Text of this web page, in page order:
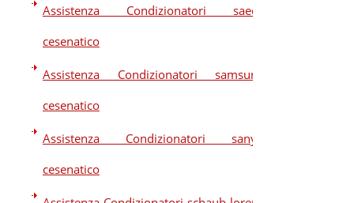
Assistenza Condizionatori saeco
cesenatico
Assistenza Condizionatori samsung
cesenatico
Assistenza Condizionatori sanyo
cesenatico